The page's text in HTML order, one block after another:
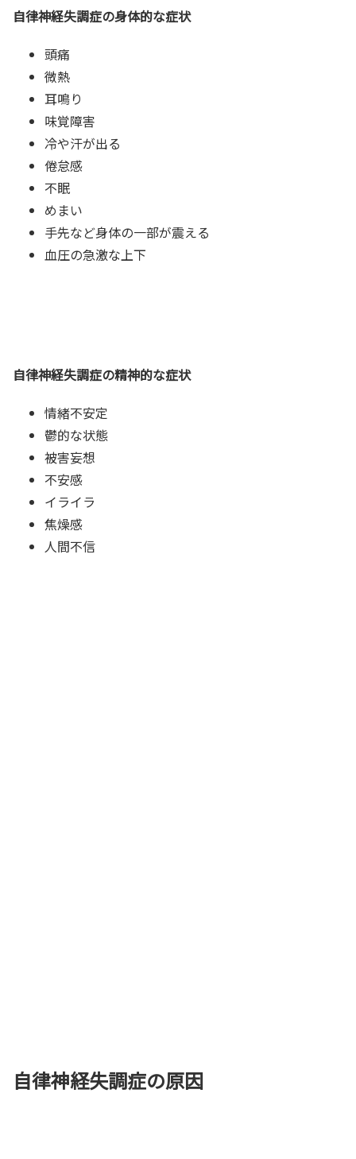
自律神経失調症の身体的な症状
頭痛
微熱
耳鳴り
味覚障害
冷や汗が出る
倦怠感
不眠
めまい
手先など身体の一部が震える
血圧の急激な上下
自律神経失調症の精神的な症状
情緒不安定
鬱的な状態
被害妄想
不安感
イライラ
焦燥感
人間不信
自律神経失調症の原因